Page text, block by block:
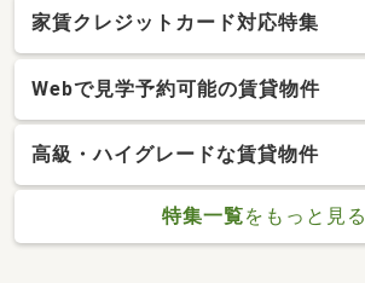
家賃クレジットカード対応特集
Webで見学予約可能の賃貸物件
高級・ハイグレードな賃貸物件
特集一覧をもっと見る